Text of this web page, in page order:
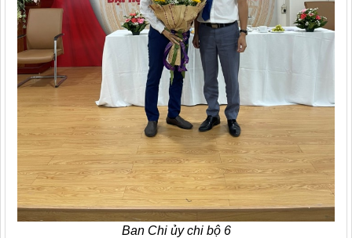
Ban Chi ủy chi bộ 6